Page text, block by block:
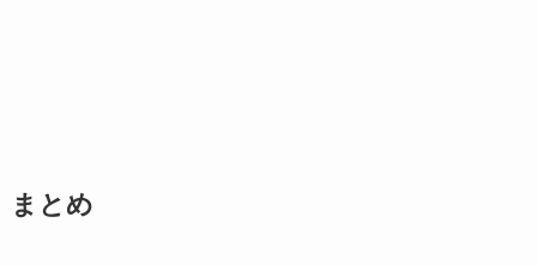
まとめ